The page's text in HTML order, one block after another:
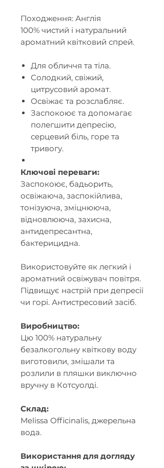
Походження: Англія
100% чистий і натуральний
ароматний квітковий спрей.
Для обличчя та тіла.
Солодкий, свіжий,
цитрусовий аромат.
Освіжає та розслабляє.
Заспокоює та допомагає
полегшити депресію,
серцевий біль, горе та
тривогу.
Ключові переваги:
Заспокоює, бадьорить,
освіжаюча, заспокійлива,
тонізуюча, зміцнююча,
відновлююча, захисна,
антидепресантна,
бактерицидна.
Використовуйте як легкий і
ароматний освіжувач повітря.
Підвищує настрій при депресії
чи горі. Антистресовий засіб.
Виробництво:
Цю 100% натуральну
безалкогольну квіткову воду
виготовили, змішали та
розлили в пляшки виключно
вручну в Котсуолді.
Склад:
Melissa Officinalis, джерельна
вода.
Використання для догляду